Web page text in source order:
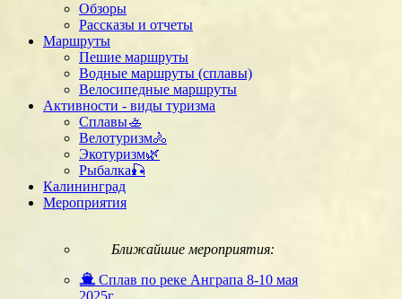
Обзоры
Рассказы и отчеты
Маршруты
Пешие маршруты
Водные маршруты (сплавы)
Велосипедные маршруты
Активности - виды туризма
Сплавы🚣
Велотуризм🚴
Экотуризм🌿
Рыбалка🎣
Калининград
Мероприятия
Ближайшие мероприятия:
Сплав по реке Анграпа 8-10 мая
2025г.